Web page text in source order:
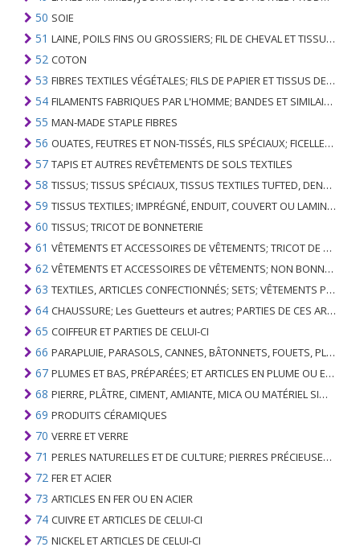
50 SOIE
51 LAINE, POILS FINS OU GROSSIERS; FIL DE CHEVAL ET TISSU TISSÉ
52 COTON
53 FIBRES TEXTILES VÉGÉTALES; FILS DE PAPIER ET TISSUS DE FILS DE PAPIER
54 FILAMENTS FABRIQUES PAR L'HOMME; BANDES ET SIMILAIRES DE MATIERES TEXTILES SYNTHETIQUES
55 MAN-MADE STAPLE FIBRES
56 OUATES, FEUTRES ET NON-TISSÉS, FILS SPÉCIAUX; FICELLES, CORDES, CORDES, CÂBLES ET ARTICLES ASSOCIÉS
57 TAPIS ET AUTRES REVÊTEMENTS DE SOLS TEXTILES
58 TISSUS; TISSUS SPÉCIAUX, TISSUS TEXTILES TUFTED, DENTELLE, TAPISSERIES, GARNITURES, BRODERIES
59 TISSUS TEXTILES; IMPRÉGNÉ, ENDUIT, COUVERT OU LAMINÉ; ARTICLES TEXTILES D'UN TYPE ADAPTÉ À L'USAGE INDUSTRIEL
60 TISSUS; TRICOT DE BONNETERIE
61 VÊTEMENTS ET ACCESSOIRES DE VÊTEMENTS; TRICOT DE BONNETERIE
62 VÊTEMENTS ET ACCESSOIRES DE VÊTEMENTS; NON BONNETERIE
63 TEXTILES, ARTICLES CONFECTIONNÉS; SETS; VÊTEMENTS PORTÉS ET ARTICLES TEXTILES USÉS; RAGS
64 CHAUSSURE; Les Guetteurs et autres; PARTIES DE CES ARTICLES
65 COIFFEUR ET PARTIES DE CELUI-CI
66 PARAPLUIE, PARASOLS, CANNES, BÂTONNETS, FOUETS, PLANTES DE CONDUITE; ET LEURS PARTIES
67 PLUMES ET BAS, PRÉPARÉES; ET ARTICLES EN PLUME OU EN BAS; FLEURS ARTIFICIELLES; ARTICLES DE CHEVEUX HUMAINS
68 PIERRE, PLÂTRE, CIMENT, AMIANTE, MICA OU MATÉRIEL SIMILAIRE; ARTICLES DE CELUI-CI
69 PRODUITS CÉRAMIQUES
70 VERRE ET VERRE
71 PERLES NATURELLES ET DE CULTURE; PIERRES PRÉCIEUSES, SEMI-PRÉCIEUSES; MÉTAUX PRÉCIEUX, PLAQUÉS OU DOUBLÉS DE MÉTAUX PRÉCIEUX ET OUVRAGES EN CES MATIÈRES; IMITATION BIJOUTERIE; PIÈCE DE MONNAIE
72 FER ET ACIER
73 ARTICLES EN FER OU EN ACIER
74 CUIVRE ET ARTICLES DE CELUI-CI
75 NICKEL ET ARTICLES DE CELUI-CI